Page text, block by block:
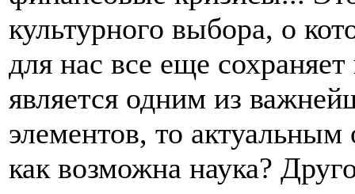
культурного выбора, о
для нас все еще сохраняет
является одним из
элементов, то актуальным
как возможна наука?